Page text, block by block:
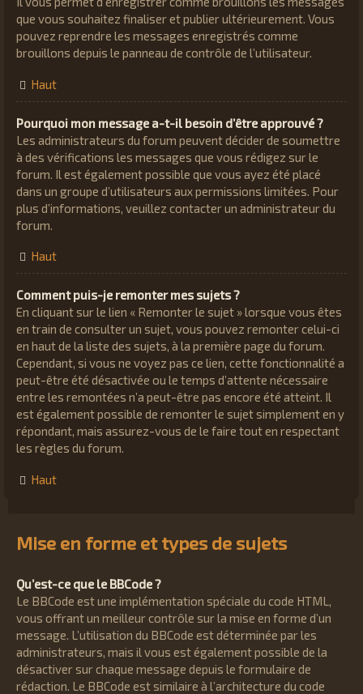
que vous souhaitez finaliser et publier ultérieurement. Vous
pouvez reprendre les messages enregistrés comme
brouillons depuis le panneau de contrôle de l’utilisateur.
Haut
Pourquoi mon message a-t-il besoin d’être approuvé ?
Les administrateurs du forum peuvent décider de soumettre
à des vérifications les messages que vous rédigez sur le
forum. Il est également possible que vous ayez été placé
dans un groupe d’utilisateurs aux permissions limitées. Pour
plus d’informations, veuillez contacter un administrateur du
forum.
Haut
Comment puis-je remonter mes sujets ?
En cliquant sur le lien « Remonter le sujet » lorsque vous êtes
en train de consulter un sujet, vous pouvez remonter celui-ci
en haut de la liste des sujets, à la première page du forum.
Cependant, si vous ne voyez pas ce lien, cette fonctionnalité a
peut-être été désactivée ou le temps d’attente nécessaire
entre les remontées n’a peut-être pas encore été atteint. Il
est également possible de remonter le sujet simplement en y
répondant, mais assurez-vous de le faire tout en respectant
les règles du forum.
Haut
Mise en forme et types de sujets
Qu’est-ce que le BBCode ?
Le BBCode est une implémentation spéciale du code HTML,
vous offrant un meilleur contrôle sur la mise en forme d’un
message. L’utilisation du BBCode est déterminée par les
administrateurs, mais il vous est également possible de la
désactiver sur chaque message depuis le formulaire de
rédaction. Le BBCode est similaire à l’architecture du code